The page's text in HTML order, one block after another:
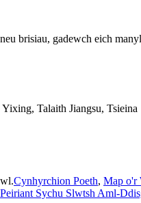
brisiau, gadewch eich
Talaith Jiangsu, Tsieina
Cynhyrchion Poeth, Map o'r
Peiriant Sychu Slwtsh Aml-